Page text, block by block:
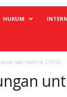
HUKUM
saat Hadir di COP26